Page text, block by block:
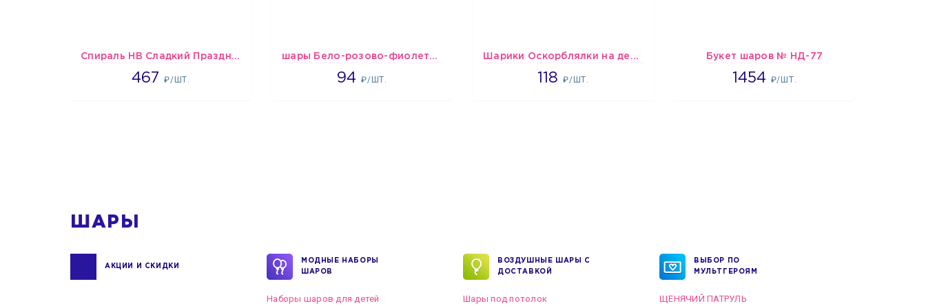
Спираль HB Сладкий Праздник, 12 шт.
467₽/ШТ.
467 шары Бело-розово-фиолетово-бордово-золотые металлик
94₽/ШТ.
1697 Шарики Оскорблялки на день рождения для мужчины
118₽/ШТ.
1766 Букет шаров № НД-77
1454 ₽/ШТ.
1454
ШАРЫ
АКЦИИ И СКИДКИ
МОДНЫЕ НАБОРЫ
ШАРОВ
Наборы шаров для детей
ВОЗДУШНЫЕ ШАРЫ С
ДОСТАВКОЙ
Шары под потолок
ВЫБОР ПО
МУЛЬТГЕРОЯМ
ЩЕНЯЧИЙ ПАТРУЛЬ